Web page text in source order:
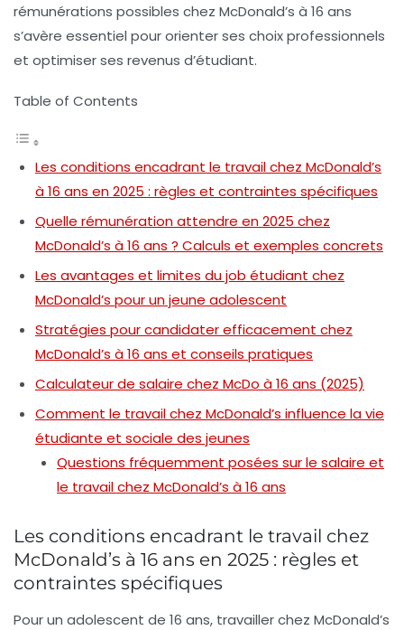
rémunérations possibles chez McDonald’s à 16 ans
s’avère essentiel pour orienter ses choix professionnels
et optimiser ses revenus d’étudiant.
Table of Contents
Les conditions encadrant le travail chez McDonald’s
à 16 ans en 2025 : règles et contraintes spécifiques
Quelle rémunération attendre en 2025 chez
McDonald’s à 16 ans ? Calculs et exemples concrets
Les avantages et limites du job étudiant chez
McDonald’s pour un jeune adolescent
Stratégies pour candidater efficacement chez
McDonald’s à 16 ans et conseils pratiques
Calculateur de salaire chez McDo à 16 ans (2025)
Comment le travail chez McDonald’s influence la vie
étudiante et sociale des jeunes
Questions fréquemment posées sur le salaire et
le travail chez McDonald’s à 16 ans
Les conditions encadrant le travail chez
McDonald’s à 16 ans en 2025 : règles et
contraintes spécifiques
Pour un adolescent de 16 ans, travailler chez McDonald’s